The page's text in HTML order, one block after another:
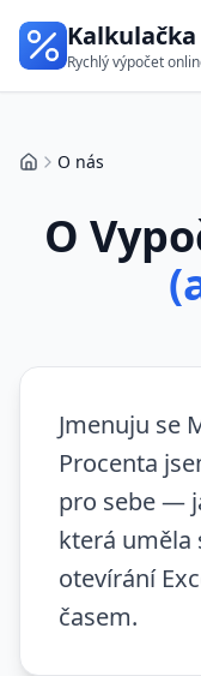
Rychlý výpočet
DomůO nás
O
Jmenuju se
Procenta
pro sebe —
která uměla
otevírání
časem.